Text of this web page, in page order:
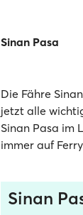
Sinan Pasa
Die Fähre
jetzt alle
Sinan Pasa im
immer auf
Sinan